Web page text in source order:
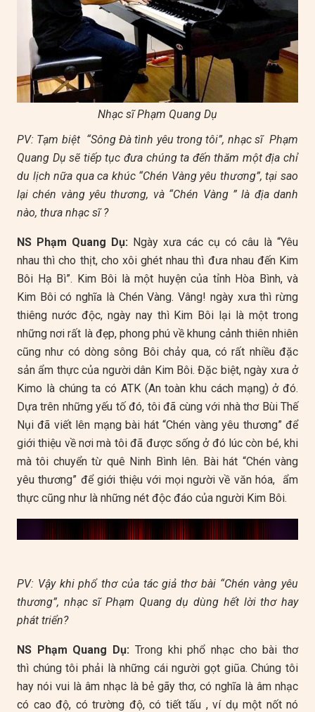
Nhạc sĩ Phạm Quang Dụ
PV: Tạm biệt “Sông Đà tình yêu trong tôi”, nhạc sĩ Phạm
Quang Dụ sẽ tiếp tục đưa chúng ta đến thăm một địa chỉ
du lịch nữa qua ca khúc “Chén Vàng yêu thương”, tại sao
lại chén vàng yêu thương, và “Chén Vàng ” là địa danh
nào, thưa nhạc sĩ ?
NS Phạm Quang Dụ: Ngày xưa các cụ có câu là “Yêu
nhau thì cho thịt, cho xôi ghét nhau thì đưa nhau đến Kim
Bôi Hạ Bì”. Kim Bôi là một huyện của tỉnh Hòa Bình, và
Kim Bôi có nghĩa là Chén Vàng. Vâng! ngày xưa thì rừng
thiêng nước độc, ngày nay thì Kim Bôi lại là một trong
những nơi rất là đẹp, phong phú về khung cảnh thiên nhiên
cũng như có dòng sông Bôi chảy qua, có rất nhiều đặc
sản ẩm thực của người dân Kim Bôi. Đặc biệt, ngày xưa ở
Kimo là chúng ta có ATK (An toàn khu cách mạng) ở đó.
Dựa trên những yếu tố đó, tôi đã cùng với nhà thơ Bùi Thế
Nụi đã viết lên mạng bài hát “Chén vàng yêu thương” để
giới thiệu về nơi mà tôi đã được sống ở đó lúc còn bé, khi
mà tôi chuyển từ quê Ninh Bình lên. Bài hát “Chén vàng
yêu thương” để giới thiệu với mọi người về văn hóa, ẩm
thực cũng như là những nét độc đáo của người Kim Bôi.
modal
window.
No compatible source was found for this media.
PV: Vậy khi phổ thơ của tác giả thơ bài “Chén vàng yêu
thương”, nhạc sĩ Phạm Quang dụ dùng hết lời thơ hay
phát triển?
NS Phạm Quang Dụ: Trong khi phổ nhạc cho bài thơ
thì chúng tôi phải là những cái người gọt giũa. Chúng tôi
hay nói vui là âm nhạc là bẻ gãy thơ, có nghĩa là âm nhạc
có cao độ, có trường độ, có tiết tấu , ví dụ một nốt nó